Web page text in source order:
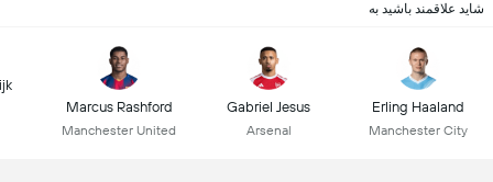
شاید علاقمند باشید به
Erling Haaland
Manchester City
Gabriel Jesus
Arsenal
Marcus Rashford
Manchester United